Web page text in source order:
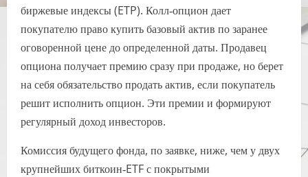
биржевые индексы (ETP). Колл‑опцион дает
покупателю право купить базовый актив по заранее
оговоренной цене до определенной даты. Продавец
опциона получает премию сразу при продаже, но берет
на себя обязательство продать актив, если покупатель
решит исполнить опцион. Эти премии и формируют
регулярный доход инвесторов.
Комиссия будущего фонда, по заявке, ниже, чем у двух
крупнейших биткоин‑ETF с покрытыми